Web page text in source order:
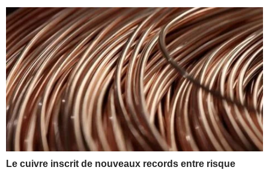
Le cuivre inscrit de nouveaux records entre risque